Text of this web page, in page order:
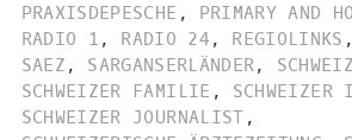
PRAXISDEPESCHE , PRIMARY AND
RADIO 1 , RADIO 24, REGIOLINKS ,
SAEZ , SARGANSERLÄNDER,
SCHWEIZER FAMILIE , SCHWEIZER
SCHWEIZER JOURNALIST ,